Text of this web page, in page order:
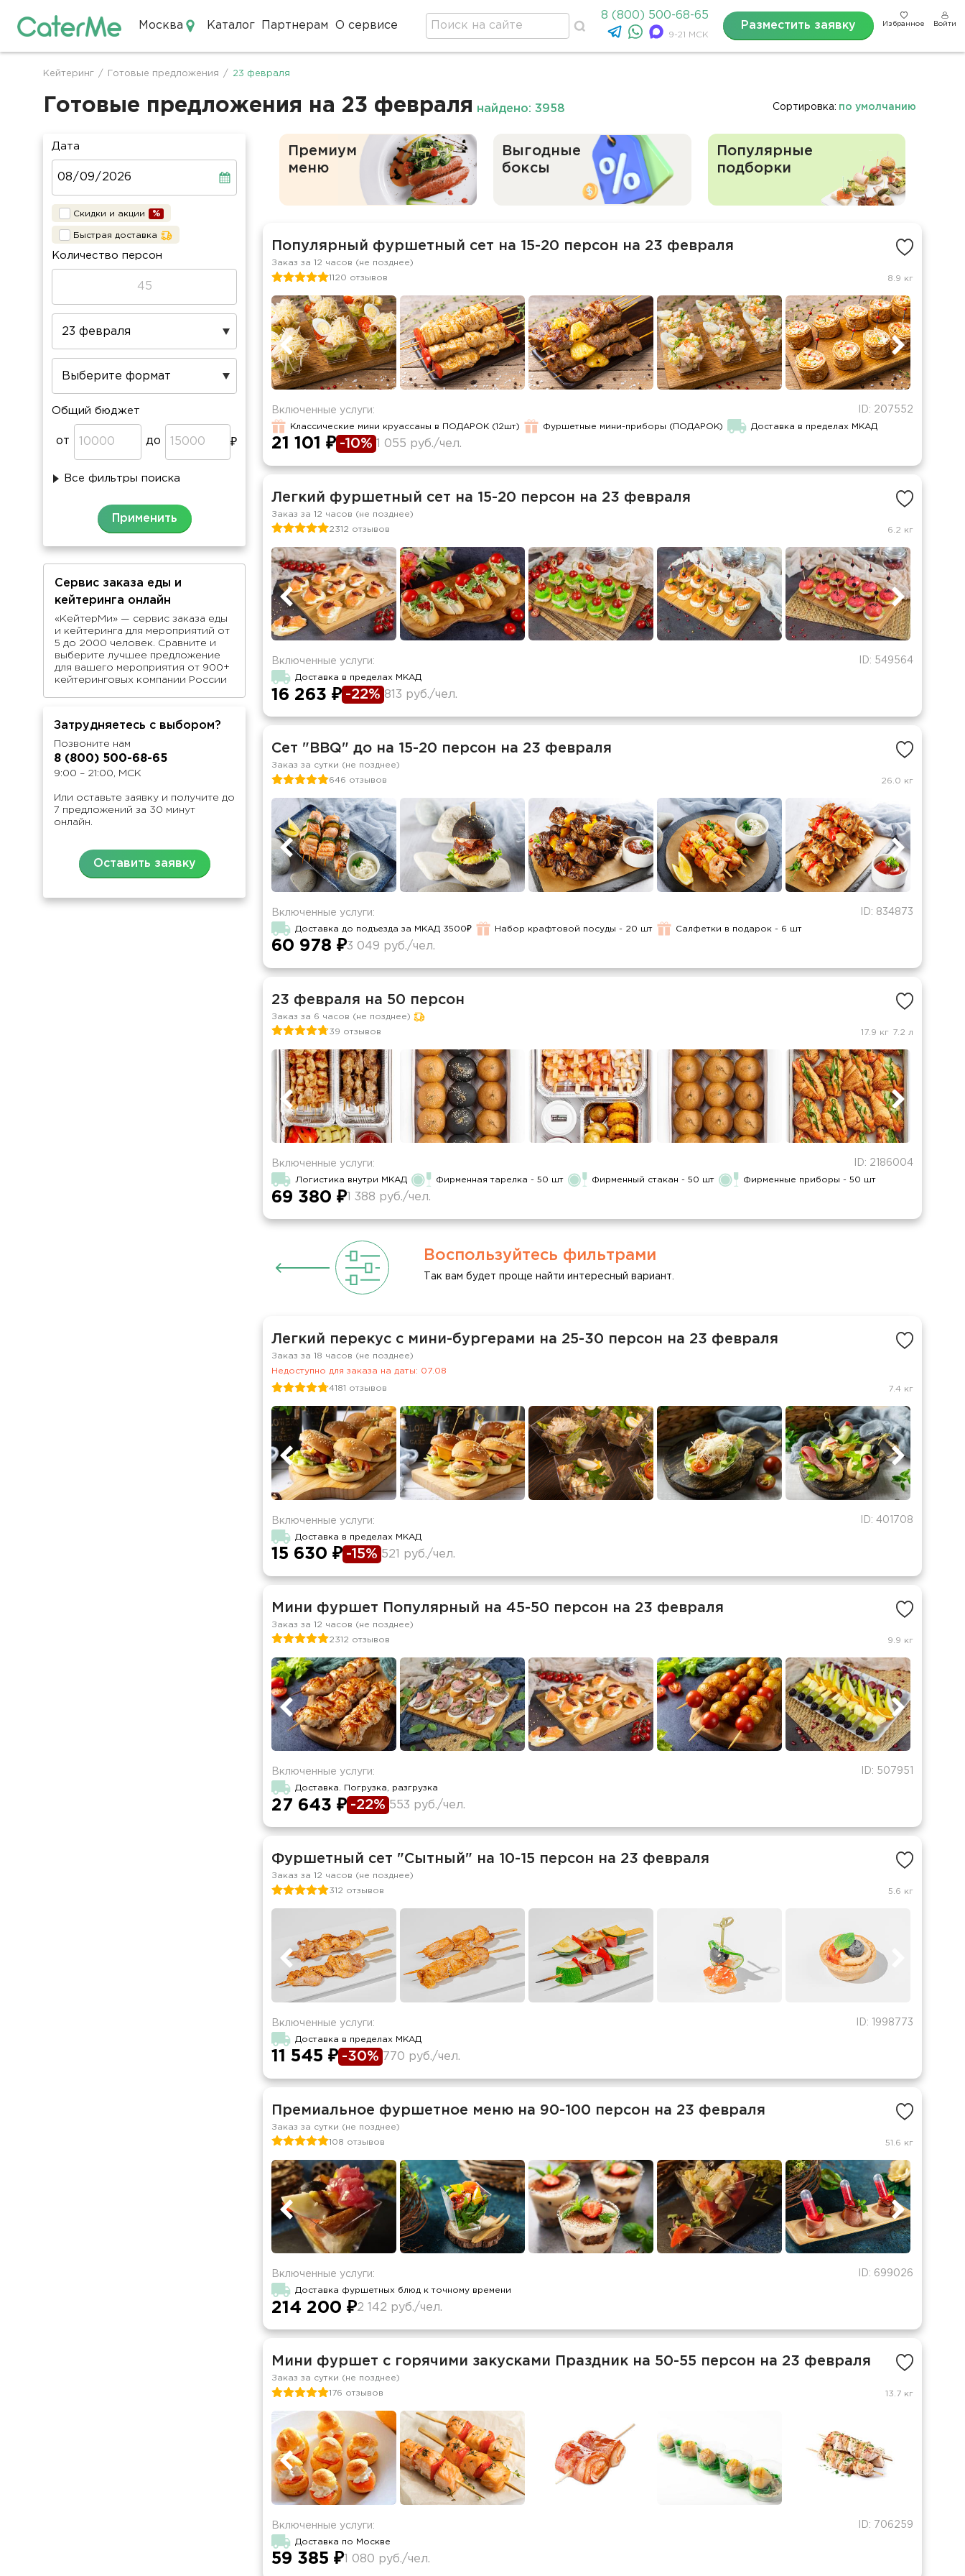
Москва Каталог Партнерам О сервисе
8 (800) 500-68-65
9-21 МСК
Разместить заявку Избранное Войти
Строка
навигации
Кейтеринг / Готовые предложения / 23 февраля
Готовые предложения на 23 февраля найдено: 3958 Сортировка: по умолчанию
Дата
Скидки и акции
Быстрая доставка
Количество персон
Общий бюджет
от до
Все фильтры поиска
Сервис заказа еды и
кейтеринга онлайн
«КейтерМи» — сервис заказа еды
и кейтеринга для мероприятий от
5 до 2000 человек. Сравните и
выберите лучшее предложение
для вашего мероприятия от 900+
кейтеринговых компании России
Затрудняетесь с выбором?
Позвоните нам
8 (800) 500-68-65
9:00 – 21:00, МСК
Или оставьте заявку и получите до
7 предложений за 30 минут
онлайн.
Оставить заявку
Премиум
меню
Выгодные
боксы
Популярные
подборки
Популярный фуршетный сет на 15-20 персон на 23 февраля
Заказ за 12 часов (не позднее)
1120 отзывов
8.9 кг
ID: 207552
Включенные услуги:
Классические мини круассаны в ПОДАРОК (12шт) Фуршетные мини-приборы (ПОДАРОК) Доставка в пределах МКАД
21 101 ₽ -10% 1 055 руб./чел.
Легкий фуршетный сет на 15-20 персон на 23 февраля
Заказ за 12 часов (не позднее)
2312 отзывов
6.2 кг
ID: 549564
Включенные услуги:
Доставка в пределах МКАД
16 263 ₽ -22% 813 руб./чел.
Сет "BBQ" до на 15-20 персон на 23 февраля
Заказ за сутки (не позднее)
646 отзывов
26.0 кг
ID: 834873
Включенные услуги:
Доставка до подъезда за МКАД 3500₽ Набор крафтовой посуды - 20 шт Салфетки в подарок - 6 шт
60 978 ₽3 049 руб./чел.
23 февраля на 50 персон
Заказ за 6 часов (не позднее)
39 отзывов
17.9 кг 7.2 л
ID: 2186004
Включенные услуги:
Логистика внутри МКАД Фирменная тарелка - 50 шт Фирменный стакан - 50 шт Фирменные приборы - 50 шт
69 380 ₽ 1 388 руб./чел.
Воспользуйтесь фильтрами
Так вам будет проще найти интересный вариант.
Легкий перекус c мини-бургерами на 25-30 персон на 23 февраля
Заказ за 18 часов (не позднее)
Недоступно для заказа на даты: 07.08
4181 отзывов 7.4 кг
ID: 401708
Включенные услуги:
Доставка в пределах МКАД
15 630 ₽ -15% 521 руб./чел.
Мини фуршет Популярный на 45-50 персон на 23 февраля
Заказ за 12 часов (не позднее)
2312 отзывов
9.9 кг
ID: 507951
Включенные услуги:
Доставка. Погрузка, разгрузка
27 643 ₽ -22% 553 руб./чел.
Фуршетный сет "Сытный" на 10-15 персон на 23 февраля
Заказ за 12 часов (не позднее)
312 отзывов
5.6 кг
ID: 1998773
Включенные услуги:
Доставка в пределах МКАД
11 545 ₽ -30% 770 руб./чел.
Премиальное фуршетное меню на 90-100 персон на 23 февраля
Заказ за сутки (не позднее)
108 отзывов
51.6 кг
ID: 699026
Включенные услуги:
Доставка фуршетных блюд к точному времени
214 200 ₽2 142 руб./чел.
Мини фуршет c горячими закусками Праздник на 50-55 персон на 23 февраля
Заказ за сутки (не позднее)
176 отзывов
13.7 кг
ID: 706259
Включенные услуги:
Доставка по Москве
59 385 ₽1 080 руб./чел.